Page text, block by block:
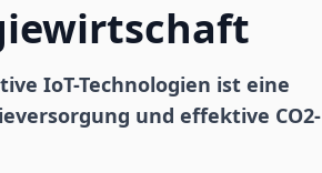
IoT-Technologien ist eine
und effektive CO2-